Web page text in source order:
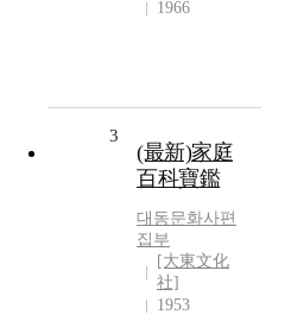
1966
3
(最新)家庭
百科寶鑑
대동문화사편
집부
[大東文化
社]
1953